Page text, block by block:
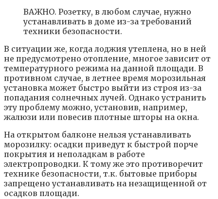
ВАЖНО. Розетку, в любом случае, нужно
устанавливать в доме из-за требований
техники безопасности.
В ситуации же, когда лоджия утеплена, но в ней
не предусмотрено отопление, многое зависит от
температурного режима на данной площади. В
противном случае, в летнее время морозильная
установка может быстро выйти из строя из-за
попадания солнечных лучей. Однако устранить
эту проблему можно, установив, например,
жалюзи или повесив плотные шторы на окна.
На открытом балконе нельзя устанавливать
морозилку: осадки приведут к быстрой порче
покрытия и неполадкам в работе
электропроводки. К тому же это противоречит
технике безопасности, т.к. бытовые приборы
запрещено устанавливать на незащищенной от
осадков площади.